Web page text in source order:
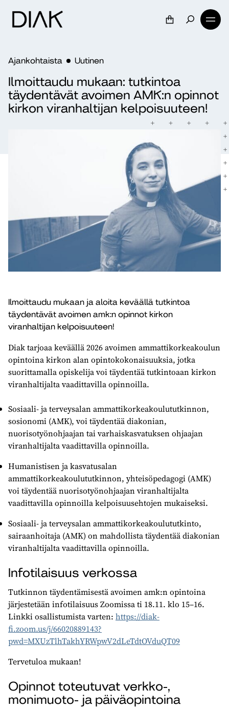
Ajankohtaista Uutinen
Ilmoittaudu mukaan: tutkintoa
täydentävät avoimen AMK:n opinnot
kirkon viranhaltijan kelpoisuuteen!
Ilmoittaudu mukaan ja aloita keväällä tutkintoa
täydentävät avoimen amk:n opinnot kirkon
viranhaltijan kelpoisuuteen!
Diak tarjoaa keväällä 2026 avoimen ammattikorkeakoulun
opintoina kirkon alan opintokokonaisuuksia, jotka
suorittamalla opiskelija voi täydentää tutkintoaan kirkon
viranhaltijalta vaadittavilla opinnoilla.
Sosiaali- ja terveysalan ammattikorkeakoulututkinnon,
sosionomi (AMK), voi täydentää diakonian,
nuorisotyönohjaajan tai varhaiskasvatuksen ohjaajan
viranhaltijalta vaadittavilla opinnoilla.
Humanistisen ja kasvatusalan
ammattikorkeakoulututkinnon, yhteisöpedagogi (AMK)
voi täydentää nuorisotyönohjaajan viranhaltijalta
vaadittavilla opinnoilla kelpoisuusehtojen mukaiseksi.
Sosiaali- ja terveysalan ammattikorkeakoulututkinto,
sairaanhoitaja (AMK) on mahdollista täydentää diakonian
viranhaltijalta vaadittavilla opinnoilla.
Infotilaisuus verkossa
Tutkinnon täydentämisestä avoimen amk:n opintoina
järjestetään infotilaisuus Zoomissa ti 18.11. klo 15–16.
Linkki osallistumista varten: https://diak-
fi.zoom.us/j/66020889143?
pwd=MXUzTlhTakhYRWpwV2dLeTdtOVduQT09
Tervetuloa mukaan!
Opinnot toteutuvat verkko-,
monimuoto- ja päiväopintoina